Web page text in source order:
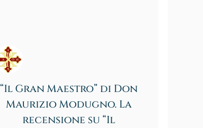
“Il Gran Maestro” di Don
Maurizio Modugno. La
recensione su “Il